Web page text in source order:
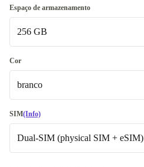
Espaço de armazenamento
256 GB
256 GB
512 GB
Cor
branco
branco
azul
SIM(Info)
Dual-SIM (physical SIM + eSIM)